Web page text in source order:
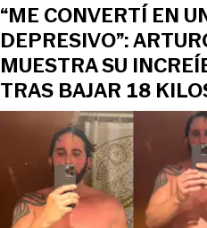
“ME CONVERTÍ EN
DEPRESIVO”:
MUESTRA SU
TRAS BAJAR 18